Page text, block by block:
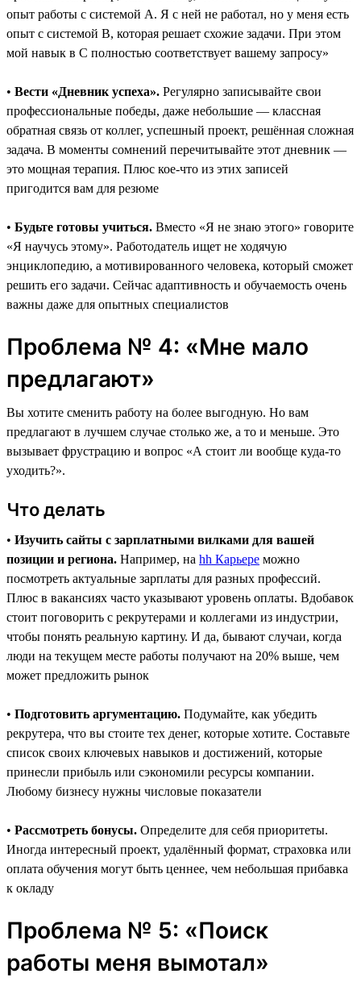
опыт работы с системой A. Я с ней не работал, но у меня есть
опыт с системой B, которая решает схожие задачи. При этом
мой навык в C полностью соответствует вашему запросу»
• Вести «Дневник успеха». Регулярно записывайте свои
профессиональные победы, даже небольшие ― классная
обратная связь от коллег, успешный проект, решённая сложная
задача. В моменты сомнений перечитывайте этот дневник —
это мощная терапия. Плюс кое-что из этих записей
пригодится вам для резюме
• Будьте готовы учиться. Вместо «Я не знаю этого» говорите
«Я научусь этому». Работодатель ищет не ходячую
энциклопедию, а мотивированного человека, который сможет
решить его задачи. Сейчас адаптивность и обучаемость очень
важны даже для опытных специалистов
Проблема № 4: «Мне мало
предлагают»
Вы хотите сменить работу на более выгодную. Но вам
предлагают в лучшем случае столько же, а то и меньше. Это
вызывает фрустрацию и вопрос «А стоит ли вообще куда-то
уходить?».
Что делать
• Изучить сайты с зарплатными вилками для вашей
позиции и региона. Например, на hh Карьере можно
посмотреть актуальные зарплаты для разных профессий.
Плюс в вакансиях часто указывают уровень оплаты. Вдобавок
стоит поговорить с рекрутерами и коллегами из индустрии,
чтобы понять реальную картину. И да, бывают случаи, когда
люди на текущем месте работы получают на 20% выше, чем
может предложить рынок
• Подготовить аргументацию. Подумайте, как убедить
рекрутера, что вы стоите тех денег, которые хотите. Составьте
список своих ключевых навыков и достижений, которые
принесли прибыль или сэкономили ресурсы компании.
Любому бизнесу нужны числовые показатели
• Рассмотреть бонусы. Определите для себя приоритеты.
Иногда интересный проект, удалённый формат, страховка или
оплата обучения могут быть ценнее, чем небольшая прибавка
к окладу
Проблема № 5: «Поиск
работы меня вымотал»